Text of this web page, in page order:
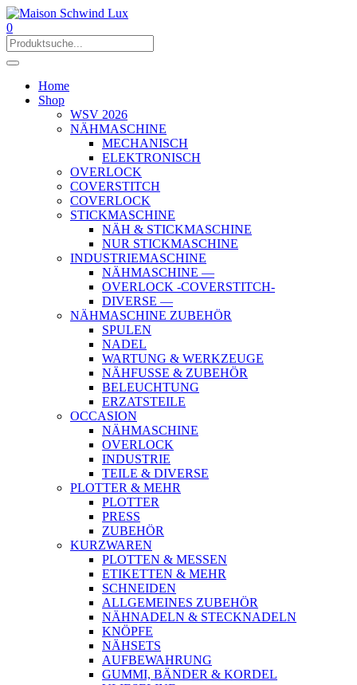
0
Home
Shop
WSV 2026
NÄHMASCHINE
MECHANISCH
ELEKTRONISCH
OVERLOCK
COVERSTITCH
COVERLOCK
STICKMASCHINE
NÄH & STICKMASCHINE
NUR STICKMASCHINE
INDUSTRIEMASCHINE
NÄHMASCHINE —
OVERLOCK -COVERSTITCH-
DIVERSE —
NÄHMASCHINE ZUBEHÖR
SPULEN
NADEL
WARTUNG & WERKZEUGE
NÄHFUSSE & ZUBEHÖR
BELEUCHTUNG
ERZATSTEILE
OCCASION
NÄHMASCHINE
OVERLOCK
INDUSTRIE
TEILE & DIVERSE
PLOTTER & MEHR
PLOTTER
PRESS
ZUBEHÖR
KURZWAREN
PLOTTEN & MESSEN
ETIKETTEN & MEHR
SCHNEIDEN
ALLGEMEINES ZUBEHÖR
NÄHNADELN & STECKNADELN
KNÖPFE
NÄHSETS
AUFBEWAHRUNG
GUMMI, BÄNDER & KORDEL